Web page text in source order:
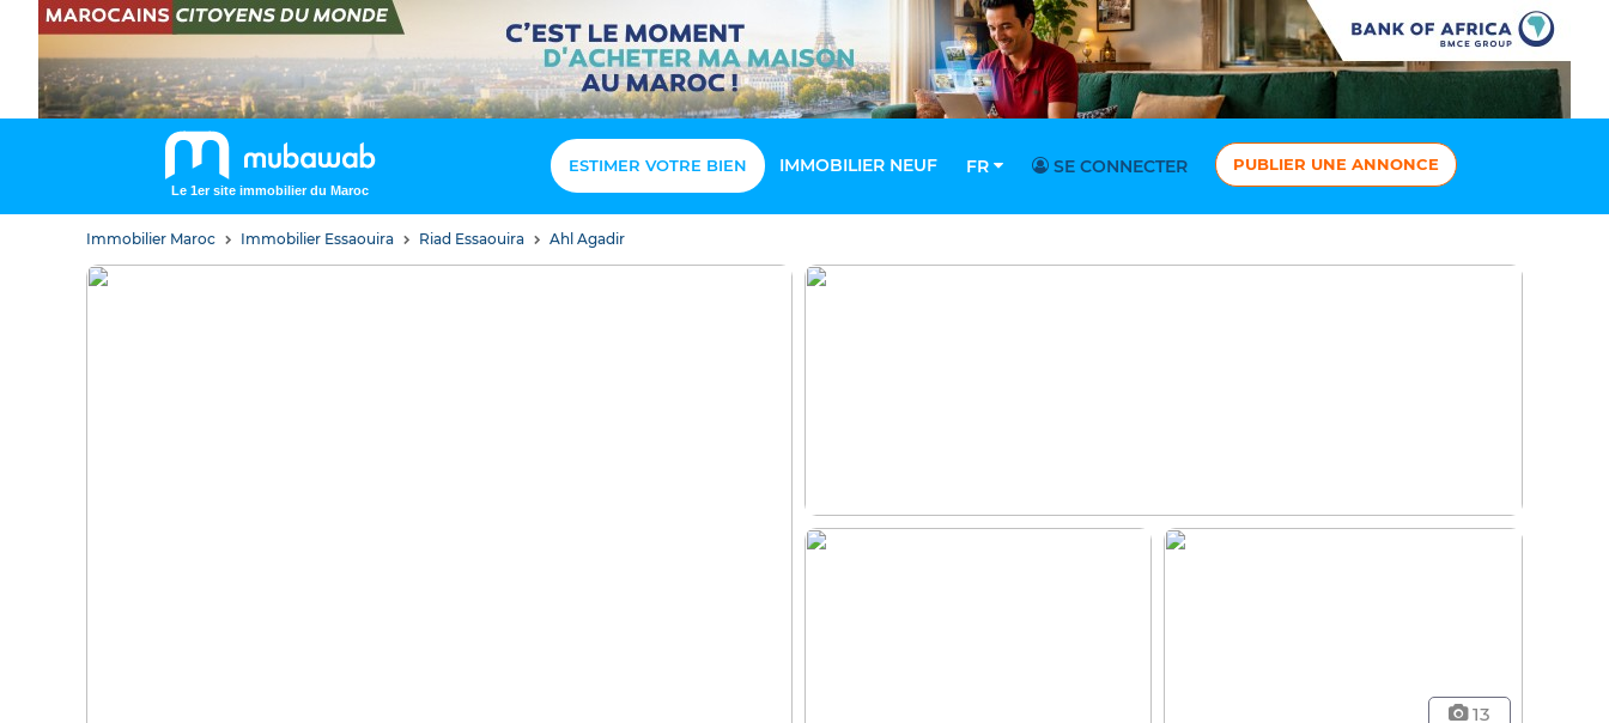
Le 1er site immobilier du Maroc
ESTIMER VOTRE BIEN IMMOBILIER NEUF FR SE CONNECTER PUBLIER UNE ANNONCE
Immobilier Maroc Immobilier Essaouira Riad Essaouira Ahl Agadir
13